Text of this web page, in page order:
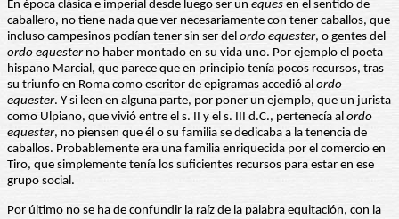
En época clásica e imperial desde luego ser un eques en el sentido de
caballero, no tiene nada que ver necesariamente con tener caballos, que
incluso campesinos podían tener sin ser del ordo equester, o gentes del
ordo equesterno haber montado en su vida uno. Por ejemplo el poeta
hispano Marcial, que parece que en principio tenía pocos recursos, tras
su triunfo en Roma como escritor de epigramas accedió al ordo
equester. Y si leen en alguna parte, por poner un ejemplo, que un jurista
como Ulpiano, que vivió entre el s. II y el s. III d.C., pertenecía al ordo
equester, no piensen que él o su familia se dedicaba a la tenencia de
caballos. Probablemente era una familia enriquecida por el comercio en
Tiro, que simplemente tenía los suficientes recursos para estar en ese
grupo social.
Por último no se ha de confundir la raíz de la palabra equitación, con la